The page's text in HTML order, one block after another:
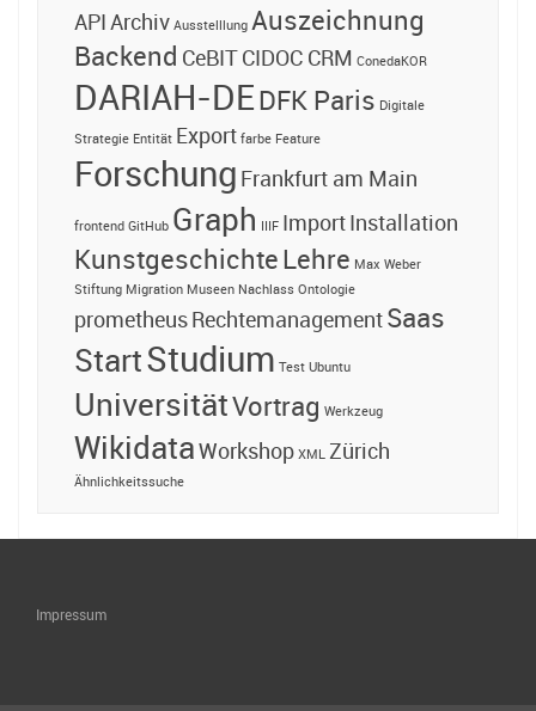
APIArchiv Ausstelllung Auszeichnung
Backend CeBITCIDOC CRM ConedaKOR
DARIAH-DEDFK Paris Digitale
Strategie Entität Export farbe Feature
Forschung Frankfurt am Main
frontend GitHub Graph IIIF ImportInstallation
KunstgeschichteLehre Max Weber
Stiftung Migration Museen Nachlass Ontologie
prometheusRechtemanagementSaas
StartStudium Test Ubuntu
UniversitätVortrag Werkzeug
WikidataWorkshop XML Zürich
Ähnlichkeitssuche
Impressum